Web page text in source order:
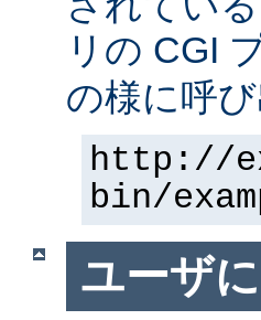
リの CGI
の様に呼
http://
bin/
ユーザ